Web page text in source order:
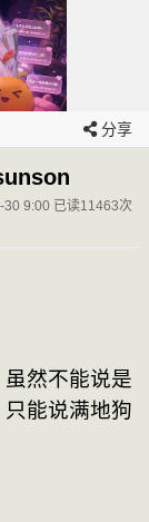
分享
9:00 已读11463次
然不能说是
能说满地狗